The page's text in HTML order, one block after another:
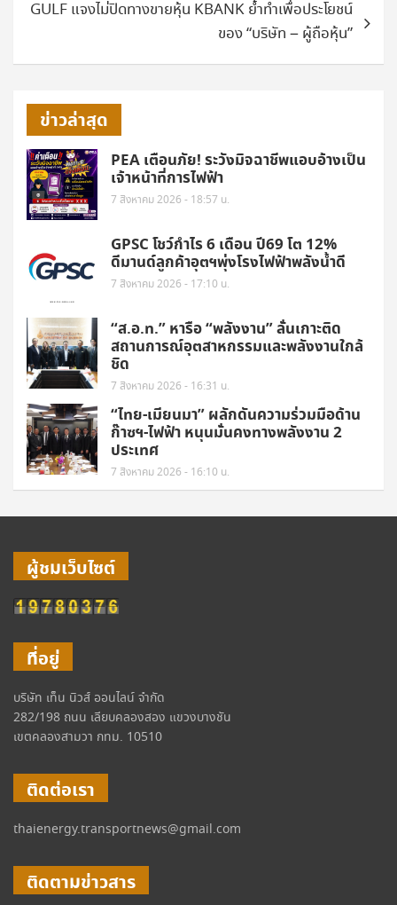
GULF แจงไม่ปิดทางขายหุ้น KBANK ย้ำทำเพื่อประโยชน์
ของ “บริษัท – ผู้ถือหุ้น”
ข่าวล่าสุด
PEA เตือนภัย! ระวังมิจฉาชีพแอบอ้างเป็น
เจ้าหน้าที่การไฟฟ้า
7 สิงหาคม 2026 - 18:57 น.
GPSC โชว์กำไร 6 เดือน ปี69 โต 12%
ดีมานด์ลูกค้าอุตฯพุ่งโรงไฟฟ้าพลังน้ำดี
7 สิงหาคม 2026 - 17:10 น.
“ส.อ.ท.” หารือ “พลังงาน” ลั่นเกาะติด
สถานการณ์อุตสาหกรรมและพลังงานใกล้
ชิด
7 สิงหาคม 2026 - 16:31 น.
“ไทย-เมียนมา” ผลักดันความร่วมมือด้าน
ก๊าซฯ-ไฟฟ้า หนุนมั่นคงทางพลังงาน 2
ประเทศ
7 สิงหาคม 2026 - 16:10 น.
ผู้ชมเว็บไซต์
ที่อยู่
บริษัท เท็น นิวส์ ออนไลน์ จำกัด
282/198 ถนน เลียบคลองสอง แขวงบางชัน
เขตคลองสามวา กทม. 10510
ติดต่อเรา
thaienergy.transportnews@gmail.com
ติดตามข่าวสาร